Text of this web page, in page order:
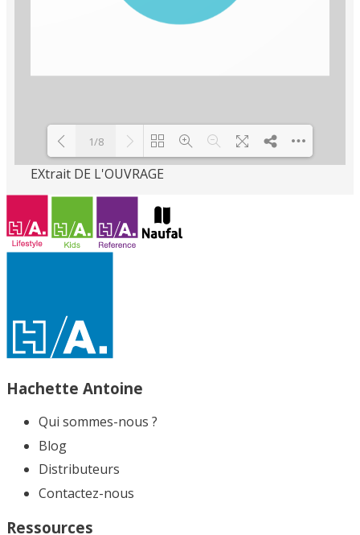
1/8
EXtrait DE L'OUVRAGE
Hachette Antoine
Qui sommes-nous ?
Blog
Distributeurs
Contactez-nous
Ressources